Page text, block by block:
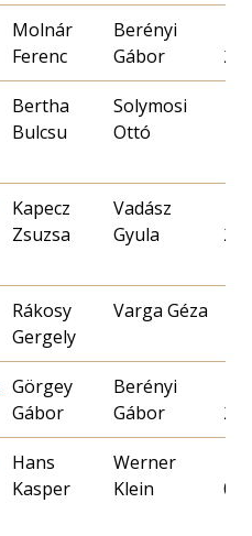
Molnár
Ferenc
Berényi
Gábor
20.
Bertha
Solymosi
Ottó
Kapecz
Zsuzsa
Vadász
Gyula
24.
Rákosy
Gergely
Varga Géza
Görgey
Gábor
Berényi
Gábor
23.
Hans
Kasper
Werner
Klein
04.